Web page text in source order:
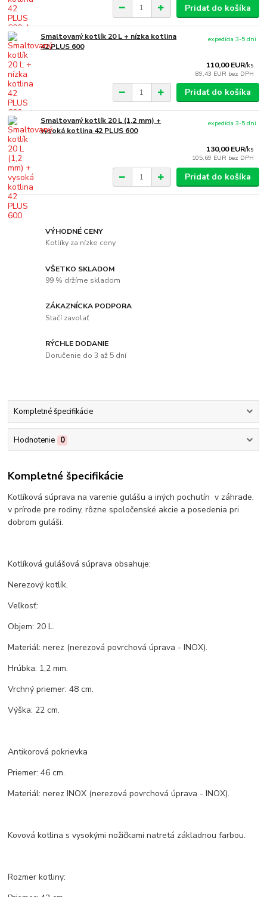
Pridať do košíka
Smaltovaný kotlík 20 L + nízka kotlina
42 PLUS 600
110,00 EUR/ks
89,43 EUR bez DPH
expedícia 3-5 dní
Pridať do košíka
Smaltovaný kotlík 20 L (1,2 mm) +
vysoká kotlina 42 PLUS 600
130,00 EUR/ks
105,69 EUR bez DPH
expedícia 3-5 dní
Pridať do košíka
VÝHODNÉ CENY
Kotlíky za nízke ceny
VŠETKO SKLADOM
99 % držíme skladom
ZÁKAZNÍCKA PODPORA
Stačí zavolať
RÝCHLE DODANIE
Doručenie do 3 až 5 dní
Kompletné špecifikácie
Hodnotenie 0
Kompletné špecifikácie
Kotlíková súprava na varenie gulášu a iných pochutín v záhrade,
v prírode pre rodiny, rôzne spoločenské akcie a posedenia pri
dobrom guláši.
Kotlíková gulášová súprava obsahuje:
Nerezový kotlík.
Veľkosť:
Objem: 20 L.
Materiál: nerez (nerezová povrchová úprava - INOX).
Hrúbka: 1,2 mm.
Vrchný priemer: 48 cm.
Výška: 22 cm.
Antikorová pokrievka
Priemer: 46 cm.
Materiál: nerez INOX (nerezová povrchová úprava - INOX).
Kovová kotlina s vysokými nožičkami natretá základnou farbou.
Rozmer kotliny: